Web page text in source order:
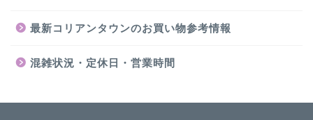
最新コリアンタウンのお買い物参考情報
混雑状況・定休日・営業時間